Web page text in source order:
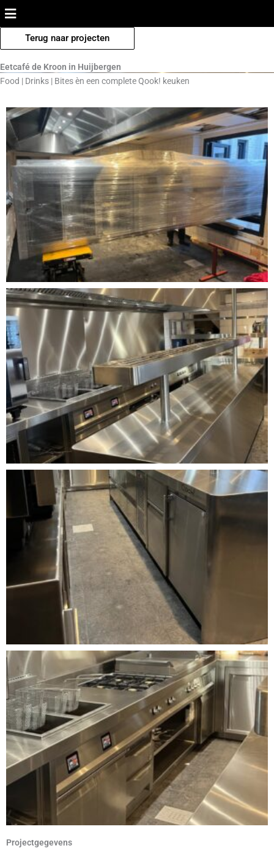
Ga
inhoud
Terug naar projecten
Eetcafé de Kroon in Huijbergen
Food | Drinks | Bites èn een complete Qook! keuken
Projectgegevens